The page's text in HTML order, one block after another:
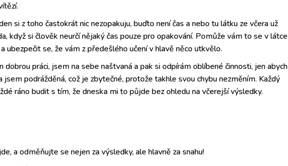
si z toho častokrát nic nezopakuju, buďto není čas a nebo tu látku ze včera už
když si člověk neurčí nějaký čas pouze pro opakování. Pomůže vám to se v látce
se, že vám z předešlého učení v hlavě něco utkvělo.
práci, jsem na sebe naštvaná a pak si odpírám oblíbené činnosti, jen abych
jsem podrážděná, což je zbytečné, protože takhle svou chybu nezměním. Každý
ráno budit s tím, že dneska mi to půjde bez ohledu na včerejší výsledky.
a odměňujte se nejen za výsledky, ale hlavně za snahu!